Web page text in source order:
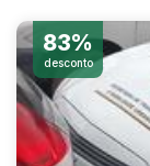
83%
desconto